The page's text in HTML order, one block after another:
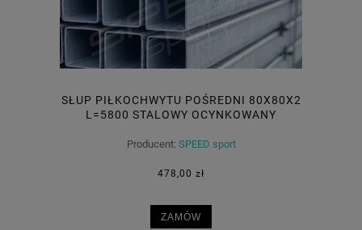
SŁUP PIŁKOCHWYTU POŚREDNI 80X80X2
L=5800 STALOWY OCYNKOWANY
Producent: SPEED sport
478,00 zł
ZAMÓW